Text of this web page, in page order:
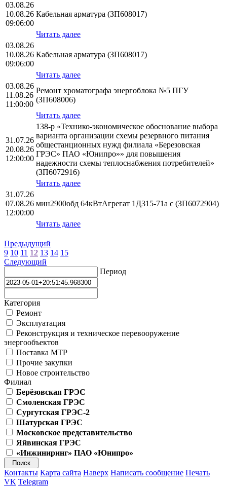
03.08.26
10.08.26
09:06:00
Кабельная арматура (ЗП608017)
Читать далее
03.08.26
10.08.26
09:06:00
Кабельная арматура (ЗП608017)
Читать далее
03.08.26
11.08.26
11:00:00
Ремонт хроматографа энергоблока №5 ПГУ
(ЗП608006)
Читать далее
31.07.26
20.08.26
12:00:00
138-р «Технико-экономическое обоснование выбора
варианта организации схемы резервного питания
общестанционных нужд филиала «Березовская
ГРЭС» ПАО «Юнипро»» для повышения
надежности схемы теплоснабжения потребителей»
(ЗП6072916)
Читать далее
31.07.26
07.08.26
12:00:00
мин2900обд 64кВтАгрегат 1Д315-71а с (ЗП6072904)
Читать далее
Предыдущий
9 10 11 12 13 14 15
Следующий
Период
Категория
Ремонт
Эксплуатация
Реконструкция и техническое перевооружение
энергообъектов
Поставка МТР
Прочие закупки
Новое строительство
Филиал
Берёзовская ГРЭС
Смоленская ГРЭС
Сургутская ГРЭС-2
Шатурская ГРЭС
Московское представительство
Яйвинская ГРЭС
«Инжиниринг» ПАО «Юнипро»
Контакты Карта сайта Наверх Написать сообщение Печать
VK Telegram